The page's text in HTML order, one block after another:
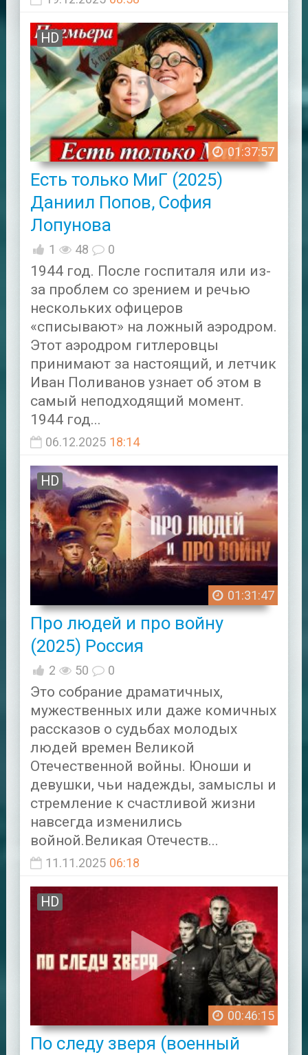
01:37:57
HD
Есть только МиГ (2025)
Даниил Попов, София
Лопунова
1 48 0
1944 год. После госпиталя или из-
за проблем со зрением и речью
нескольких офицеров
«списывают» на ложный аэродром.
Этот аэродром гитлеровцы
принимают за настоящий, и летчик
Иван Поливанов узнает об этом в
самый неподходящий момент.
1944 год...
06.12.2025 18:14
01:31:47
HD
Про людей и про войну
(2025) Россия
2 50 0
Это собрание драматичных,
мужественных или даже комичных
рассказов о судьбах молодых
людей времен Великой
Отечественной войны. Юноши и
девушки, чьи надежды, замыслы и
стремление к счастливой жизни
навсегда изменились
войной.Великая Отечеств...
11.11.2025 06:18
00:46:15
HD
По следу зверя (военный